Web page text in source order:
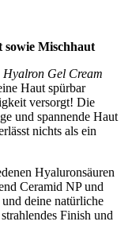
Mischhaut
Gel Cream
Haut spürbar
versorgt! Die
und spannende Haut
nichts als ein
Hyaluronsäuren
Ceramid NP und
deine natürliche
Finish und